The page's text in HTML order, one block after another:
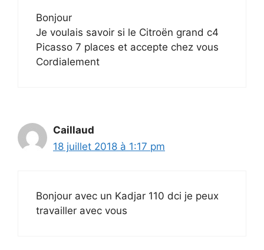
Bonjour
Je voulais savoir si le Citroën grand c4
Picasso 7 places et accepte chez vous
Cordialement
Caillaud
18 juillet 2018 à 1:17 pm
Bonjour avec un Kadjar 110 dci je peux
travailler avec vous